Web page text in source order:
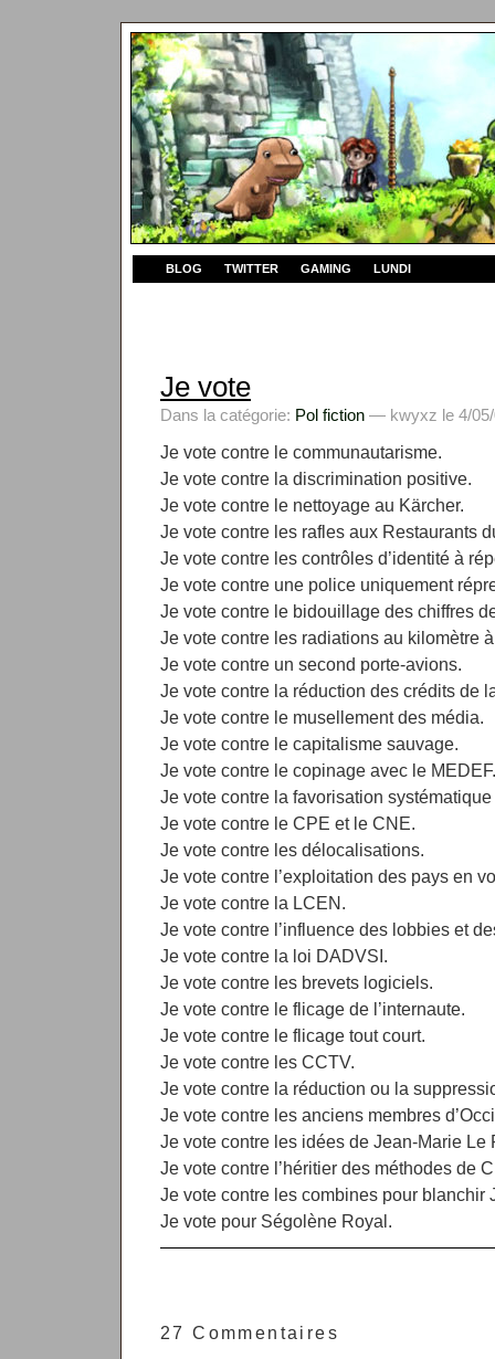
BLOG TWITTER GAMING LUNDI
Je vote
Dans la catégorie: Pol fiction — kwyxz le 4/05/
Je vote contre le communautarisme.
Je vote contre la discrimination positive.
Je vote contre le nettoyage au Kärcher.
Je vote contre les rafles aux Restaurants
Je vote contre les contrôles d’identité à
Je vote contre une police uniquement
Je vote contre le bidouillage des chiffres
Je vote contre les radiations au kilomètre
Je vote contre un second porte-avions.
Je vote contre la réduction des crédits de
Je vote contre le musellement des média.
Je vote contre le capitalisme sauvage.
Je vote contre le copinage avec le MEDEF.
Je vote contre la favorisation systématique
Je vote contre le CPE et le CNE.
Je vote contre les délocalisations.
Je vote contre l’exploitation des pays en
Je vote contre la LCEN.
Je vote contre l’influence des lobbies et
Je vote contre la loi DADVSI.
Je vote contre les brevets logiciels.
Je vote contre le flicage de l’internaute.
Je vote contre le flicage tout court.
Je vote contre les CCTV.
Je vote contre la réduction ou la
Je vote contre les anciens membres
Je vote contre les idées de Jean-Marie Le
Je vote contre l’héritier des méthodes de
Je vote contre les combines pour blanchir
Je vote pour Ségolène Royal.
27 Commentaires